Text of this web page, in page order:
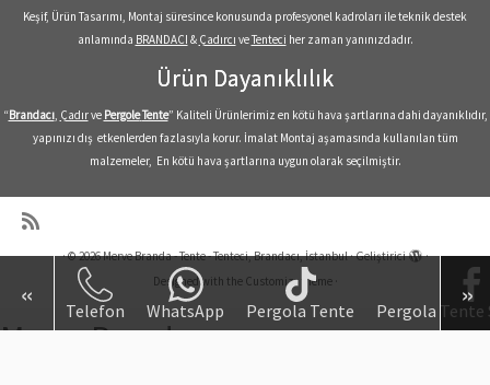
Keşif, Ürün Tasarımı, Montaj süresince konusunda profesyonel kadroları ile teknik destek
anlamında BRANDACI & Çadırcı veTenteci her zaman yanınızdadır.
Ürün Dayanıklılık
“Brandacı, Çadırve PergoleTente” Kaliteli Ürünlerimiz en kötü hava şartlarına dahi dayanıklıdır,
yapınızı dış etkenlerden fazlasıyla korur. İmalat Montaj aşamasında kullanılan tüm
malzemeler, En kötü hava şartlarına uygun olarak seçilmiştir.
·© 2026Merve Branda - Tente - Tenteci, Brandacı, İstanbul·Geliştirici
·
Designed with the Customizr theme·
« Telefon WhatsApp Pergola Tente Pergola »
Merve Branda